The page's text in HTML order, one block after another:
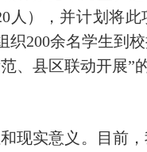
人），并计划将
织200余名学生到
、县区联动开展”
现实意义。
目前